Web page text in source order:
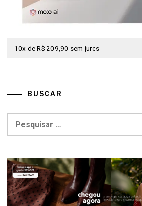
10x de R$ 209,90 sem juros
BUSCAR
Pesquisar